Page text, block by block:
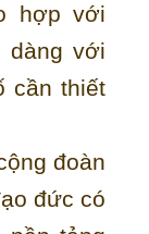
hợp với
dàng với
cần thiết
đoàn
đức có